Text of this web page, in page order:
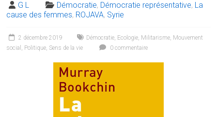
G L Démocratie, Démocratie représentative, La
cause des femmes, ROJAVA, Syrie
2 décembre 2019 Démocratie, Ecologie, Militarisme, Mouvement
social , Politique, Sens de la vie 0 commentaire